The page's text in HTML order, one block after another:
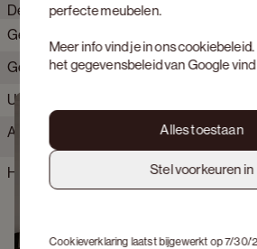
perfecte meubelen.
Meer info vind je in onscookiebeleid
het gegevensbeleid van Google
Alles toestaan
Stel voorkeuren in
Cookieverklaring laatst bijgewerkt op 7/
Detailkleur tafelblad
Kleur steunplaat ( MDF)
Afwerking keramisch blad
Krasbestendig tafelblad
Behandeld hout
Hittebestendig
Gemonteerd
Geschatte levertermijn
Levering
Uit voorraad leverbaar
Alle montage gereedschap inbegrepen